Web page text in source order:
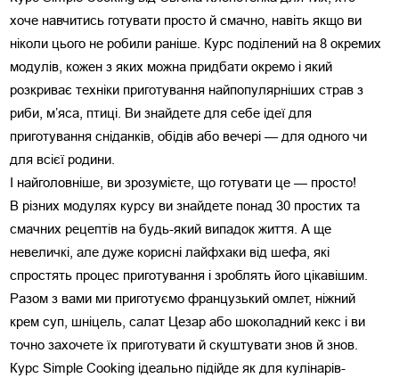
хоче навчитись готувати просто й смачно, навіть якщо ви
ніколи цього не робили раніше. Курс поділений на 8 окремих
модулів, кожен з яких можна придбати окремо і який
розкриває техніки приготування найпопулярніших страв з
риби, мʼяса, птиці. Ви знайдете для себе ідеї для
приготування сніданків, обідів або вечері — для одного чи
для всієї родини.
І найголовніше, ви зрозумієте, що готувати це — просто!
В різних модулях курсу ви знайдете понад 30 простих та
смачних рецептів на будь-який випадок життя. А ще
невеличкі, але дуже корисні лайфхаки від шефа, які
спростять процес приготування і зроблять його цікавішим.
Разом з вами ми приготуємо французький омлет, ніжний
крем суп, шніцель, салат Цезар або шоколадний кекс і ви
точно захочете їх приготувати й скуштувати знов й знов.
Курс Simple Cooking ідеально підійде як для кулінарів-